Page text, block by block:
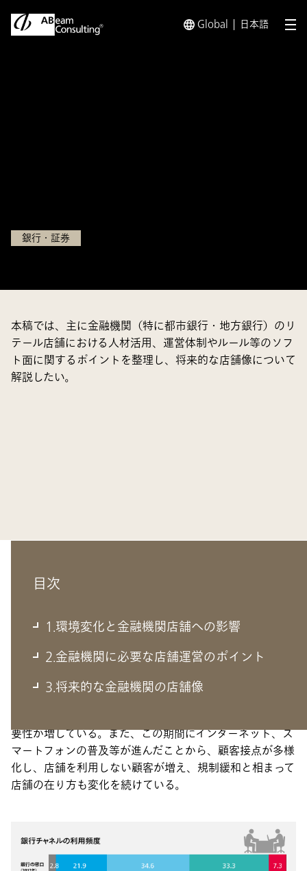
Global 日本語 メ
銀行・証券
本稿では、主に金融機関（特に都市銀行・地方銀行）のリ
テール店舗における人材活用、運営体制やルール等のソフ
ト面に関するポイントを整理し、将来的な店舗像について
解説したい。
目次
1.環境変化と金融機関店舗への影響
2.金融機関に必要な店舗運営のポイント
3.将来的な金融機関の店舗像
1.環境変化と金融機関店舗への影響
バブル崩壊以降日本経済の成熟化による企業の借入需要低
要性が増している。また、この期間にインターネット、ス
マートフォンの普及等が進んだことから、顧客接点が多様
化し、店舗を利用しない顧客が増え、規制緩和と相まって
店舗の在り方も変化を続けている。